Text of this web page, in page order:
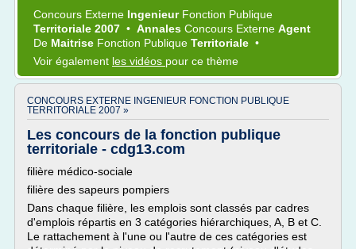
Concours Externe Ingenieur Fonction Publique
Territoriale 2007 • Annales Concours Externe Agent
De Maitrise Fonction Publique Territoriale •
Voir également les vidéos pour ce thème
CONCOURS EXTERNE INGENIEUR FONCTION PUBLIQUE
TERRITORIALE 2007 »
Les concours de la fonction publique
territoriale - cdg13.com
filière médico-sociale
filière des sapeurs pompiers
Dans chaque filière, les emplois sont classés par cadres
d'emplois répartis en 3 catégories hiérarchiques, A, B et C.
Le rattachement à l'une ou l'autre de ces catégories est